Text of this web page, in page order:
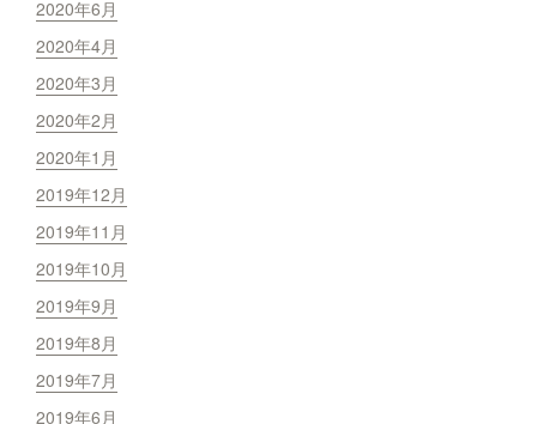
2020年6月
2020年4月
2020年3月
2020年2月
2020年1月
2019年12月
2019年11月
2019年10月
2019年9月
2019年8月
2019年7月
2019年6月